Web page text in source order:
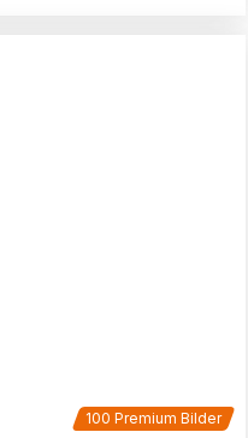
100 Premium Bilder